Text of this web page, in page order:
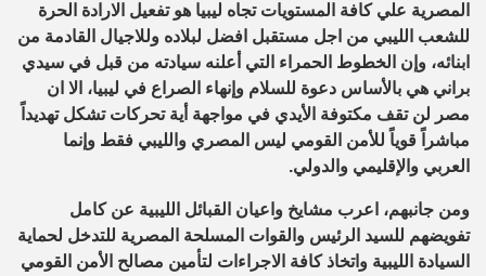
المصرية علي كافة المستويات تجاه ليبيا هو تفعيل الارادة الحرة
للشعب الليبي من اجل مستقبل افضل لبلاده وللاجيال القادمة من
ابنائه، وإن الخطوط الحمراء التي أعلنه سيادته من قبل في سيدي
براني هي بالأساس دعوة للسلام وإنهاء الصراع في ليبيا، الا ان
مصر لن تقف مكتوفة الأيدي في مواجهة أية تحركات تشكل تهديداً
مباشراً قوياً للأمن القومي ليس المصري والليبي فقط وإنما
العربي والإقليمي والدولي.
ومن جانبهم، اعرب مشايخ واعيان القبائل الليبية عن كامل
تفويضهم للسيد الرئيس والقوات المسلحة المصرية للتدخل لحماية
السيادة الليبية واتخاذ كافة الاجراءات لتأمين مصالح الأمن القومي